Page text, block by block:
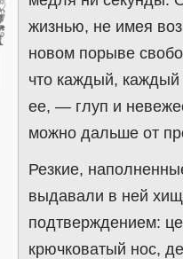
жизнью, не имея
новом порыве
что каждый, каждый
ее, — глуп и
можно дальше от
Резкие,
выдавали в ней
подтверждением:
крючковатый нос,